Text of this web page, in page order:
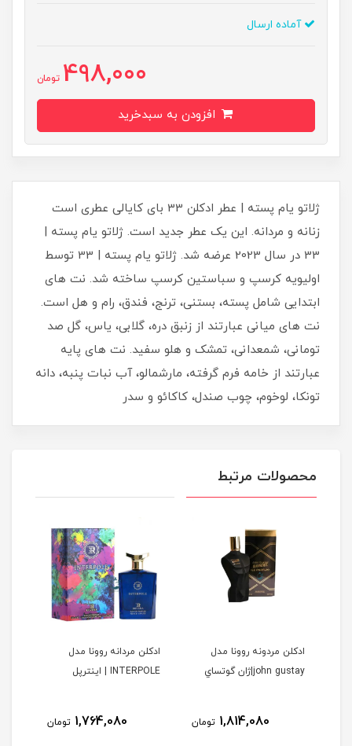
آماده ارسال
498,000 تومان
ژلاتو یام پسته | عطر ادکلن 33 بای کایالی عطری است
زنانه و مردانه. این یک عطر جدید است. ژلاتو یام پسته |
33 در سال 2023 عرضه شد. ژلاتو یام پسته | 33 توسط
اولیویه کرسپ و سباستین کرسپ ساخته شد. نت های
ابتدایی شامل پسته، بستنی، ترنج، فندق، رام و هل است.
نت های میانی عبارتند از زنبق دره، گلابی، یاس، گل صد
تومانی، شمعدانی، تمشک و هلو سفید. نت های پایه
عبارتند از خامه فرم گرفته، مارشمالو، آب نبات پنبه، دانه
تونکا، لوخوم، چوب صندل، کاکائو و سدر
محصولات مرتبط
ادكلن مردونه روونا مدل
john gustay|ژان گوتساي
1,814,080 تومان
ادكلن مردانه روونا مدل
INTERPOLE | اينترپل
1,764,080 تومان